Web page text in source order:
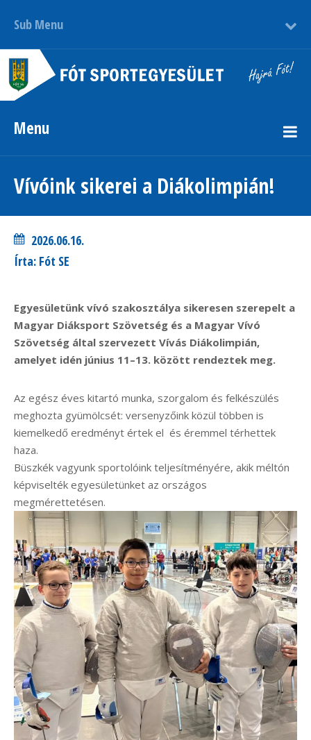
Sub Menu
Menu
Vívóink sikerei a Diákolimpián!
2026.06.16.
Írta: Fót SE
Egyesületünk vívó szakosztálya sikeresen szerepelt a
Magyar Diáksport Szövetség és a Magyar Vívó
Szövetség által szervezett Vívás Diákolimpián,
amelyet idén június 11–13. között rendeztek meg.
Az egész éves kitartó munka, szorgalom és felkészülés
meghozta gyümölcsét: versenyzőink közül többen is
kiemelkedő eredményt értek el és éremmel térhettek
haza.
Büszkék vagyunk sportolóink teljesítményére, akik méltón
képviselték egyesületünket az országos
megmérettetésen.